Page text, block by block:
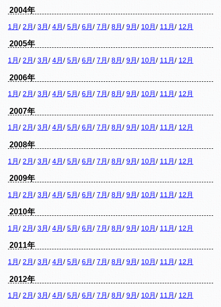
2004年
1月 / 2月 / 3月 / 4月 / 5月 / 6月 / 7月 / 8月 / 9月 / 10月 / 11月 / 12月
2005年
1月 / 2月 / 3月 / 4月 / 5月 / 6月 / 7月 / 8月 / 9月 / 10月 / 11月 / 12月
2006年
1月 / 2月 / 3月 / 4月 / 5月 / 6月 / 7月 / 8月 / 9月 / 10月 / 11月 / 12月
2007年
1月 / 2月 / 3月 / 4月 / 5月 / 6月 / 7月 / 8月 / 9月 / 10月 / 11月 / 12月
2008年
1月 / 2月 / 3月 / 4月 / 5月 / 6月 / 7月 / 8月 / 9月 / 10月 / 11月 / 12月
2009年
1月 / 2月 / 3月 / 4月 / 5月 / 6月 / 7月 / 8月 / 9月 / 10月 / 11月 / 12月
2010年
1月 / 2月 / 3月 / 4月 / 5月 / 6月 / 7月 / 8月 / 9月 / 10月 / 11月 / 12月
2011年
1月 / 2月 / 3月 / 4月 / 5月 / 6月 / 7月 / 8月 / 9月 / 10月 / 11月 / 12月
2012年
1月 / 2月 / 3月 / 4月 / 5月 / 6月 / 7月 / 8月 / 9月 / 10月 / 11月 / 12月